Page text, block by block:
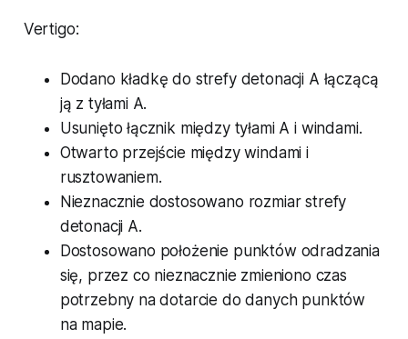
Vertigo:
Dodano kładkę do strefy detonacji A łączącą
ją z tyłami A.
Usunięto łącznik między tyłami A i windami.
Otwarto przejście między windami i
rusztowaniem.
Nieznacznie dostosowano rozmiar strefy
detonacji A.
Dostosowano położenie punktów odradzania
się, przez co nieznacznie zmieniono czas
potrzebny na dotarcie do danych punktów
na mapie.